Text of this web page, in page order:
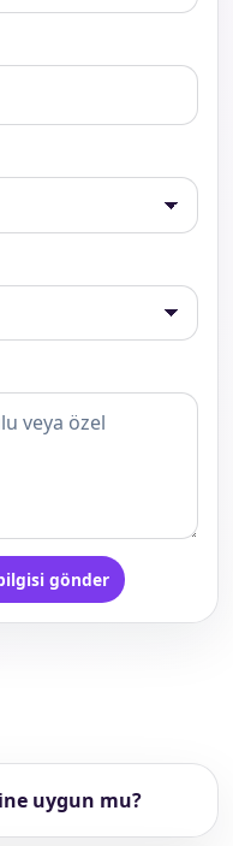
gönder
uygun mu?